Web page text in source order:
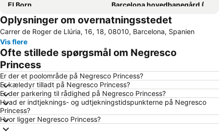
El Born
Barcelona hovedbanegård (Sants)
Gràcia
Rambla de Catalunya
Del Born
Barceloneta
Sagrada Familia kirken
Den gamle by (Ciutat Vella)
El Poblenou
Sitgesstranden
Fira Barcelona messecenter
El Raval
Badalona Port
Bercelona Katedral
Plaça d'Espanya
Aire de Barcelona
Oplysninger om overnatningsstedet
Carrer de Roger de Llúria, 16, 18, 08010, Barcelona, Spanien
Vis flere
Ofte stillede spørgsmål om Negresco
Princess
Er der et poolområde på Negresco Princess?
Er kæledyr tilladt på Negresco Princess?
Er der parkering til rådighed på Negresco Princess?
Hvad er indtjeknings- og udtjekningstidspunkterne på Negresco
Princess?
Hvor ligger Negresco Princess?